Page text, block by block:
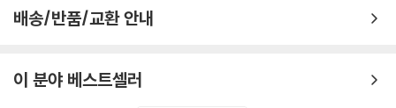
배송/반품/교환 안내
이 분야 베스트셀러